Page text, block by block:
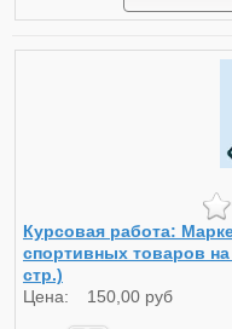
Курсовая работа:
спортивных товаров
стр.)
Цена: 150,00 руб